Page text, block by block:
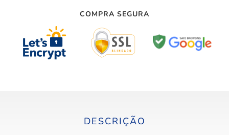
COMPRA SEGURA
DESCRIÇÃO